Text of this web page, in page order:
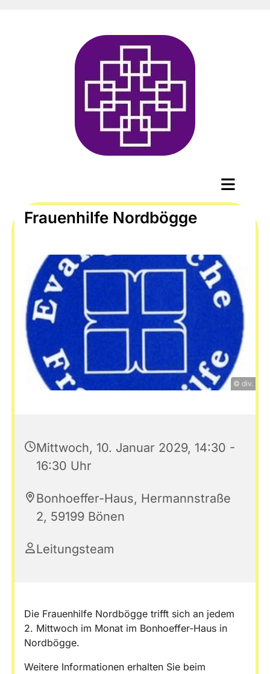
Frauenhilfe Nordbögge
© div.
Mittwoch, 10. Januar 2029, 14:30 -
16:30 Uhr
Bonhoeffer-Haus, Hermannstraße
2, 59199 Bönen
Leitungsteam
Die Frauenhilfe Nordbögge trifft sich an jedem
2. Mittwoch im Monat im Bonhoeffer-Haus in
Nordbögge.
Weitere Informationen erhalten Sie beim